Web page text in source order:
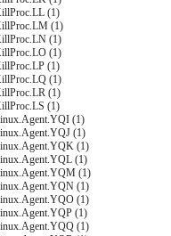
(1)
(1)
(1)
(1)
(1)
(1)
(1)
(1)
(1)
(1)
(1)
(1)
(1)
(1)
(1)
(1)
(1)